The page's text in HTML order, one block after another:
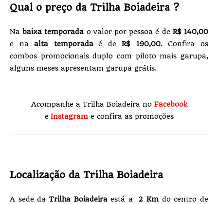
Qual o preço da Trilha Boiadeira ?
Nabaixa temporada o valor por pessoa é de R$ 140,00
e naalta temporadaé de R$ 190,00. Confira os
combos promocionais duplo com piloto mais garupa,
alguns meses apresentam garupa grátis.
Acompanhe a Trilha Boiadeira no Facebook
e Instagrame confira as promoções
Localização da Trilha Boiadeira
A sede da Trilha Boiadeiraestá a2 Km do centro de